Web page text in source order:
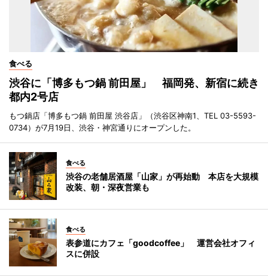
食べる
渋谷に「博多もつ鍋 前田屋」 福岡発、新宿に続き
都内2号店
もつ鍋店「博多もつ鍋 前田屋 渋谷店」（渋谷区神南1、TEL 03-5593-
0734）が7月19日、渋谷・神宮通りにオープンした。
食べる
渋谷の老舗居酒屋「山家」が再始動 本店を大規模
改装、朝・深夜営業も
食べる
表参道にカフェ「goodcoffee」 運営会社オフィ
スに併設